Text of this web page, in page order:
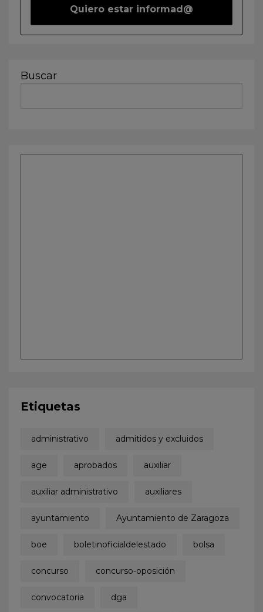
Buscar
Etiquetas
administrativo admitidos y excluidos
age aprobados auxiliar
auxiliar administrativo auxiliares
ayuntamiento Ayuntamiento de Zaragoza
boe boletinoficialdelestado bolsa
concurso concurso-oposición
convocatoria dga